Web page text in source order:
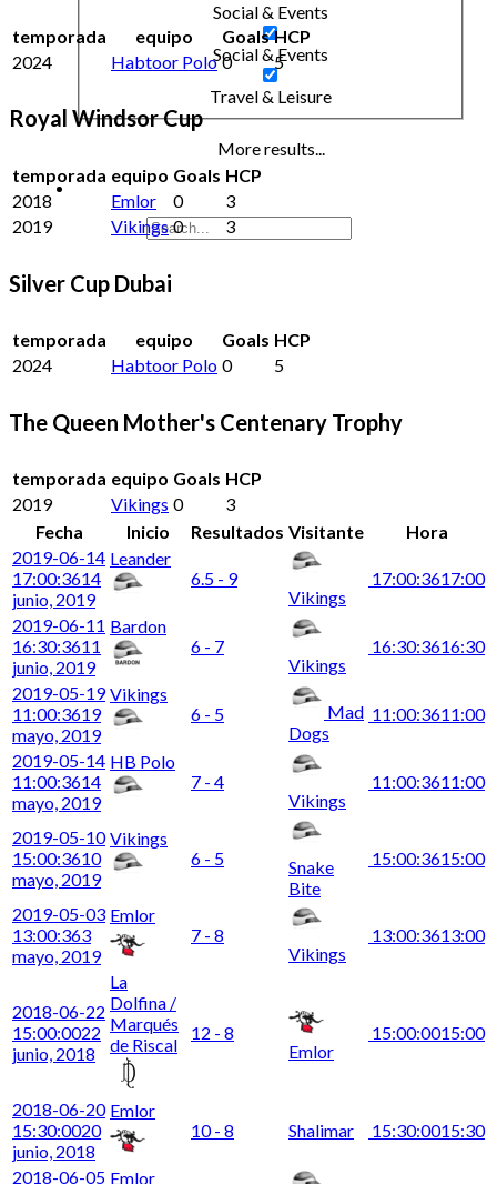
Social & Events
Social & Events
Travel & Leisure
More results...
temporada equipo Goals HCP
2024
Habtoor Polo 0 5
Royal Windsor Cup
temporada equipo Goals HCP
2018
Emlor 0
3
2019
Vikings 0 3
Silver Cup Dubai
temporada equipo Goals HCP
2024
Habtoor Polo 0 5
The Queen Mother's Centenary Trophy
temporada equipo Goals HCP
2019
Vikings 0
3
Fecha
Inicio Resultados Visitante
Hora
2019-06-14
17:00:3614
junio, 2019
Leander
6.5 - 9
Vikings
17:00:3617:00
2019-06-11
16:30:3611
junio, 2019
Bardon
6 - 7
Vikings
16:30:3616:30
2019-05-19
11:00:3619
mayo, 2019
Vikings
6 - 5
Mad
Dogs
11:00:3611:00
2019-05-14
11:00:3614
mayo, 2019
HB Polo
7 - 4
Vikings
11:00:3611:00
2019-05-10
15:00:3610
mayo, 2019
Vikings
6 - 5
Snake
Bite
15:00:3615:00
2019-05-03
13:00:363
mayo, 2019
Emlor
7 - 8
Vikings
13:00:3613:00
2018-06-22
15:00:0022
junio, 2018
La
Dolfina /
Marqués
de Riscal
12 - 8
Emlor
15:00:0015:00
2018-06-20
15:30:0020
junio, 2018
Emlor
10 - 8
Shalimar 15:30:0015:30
2018-06-05 Emlor